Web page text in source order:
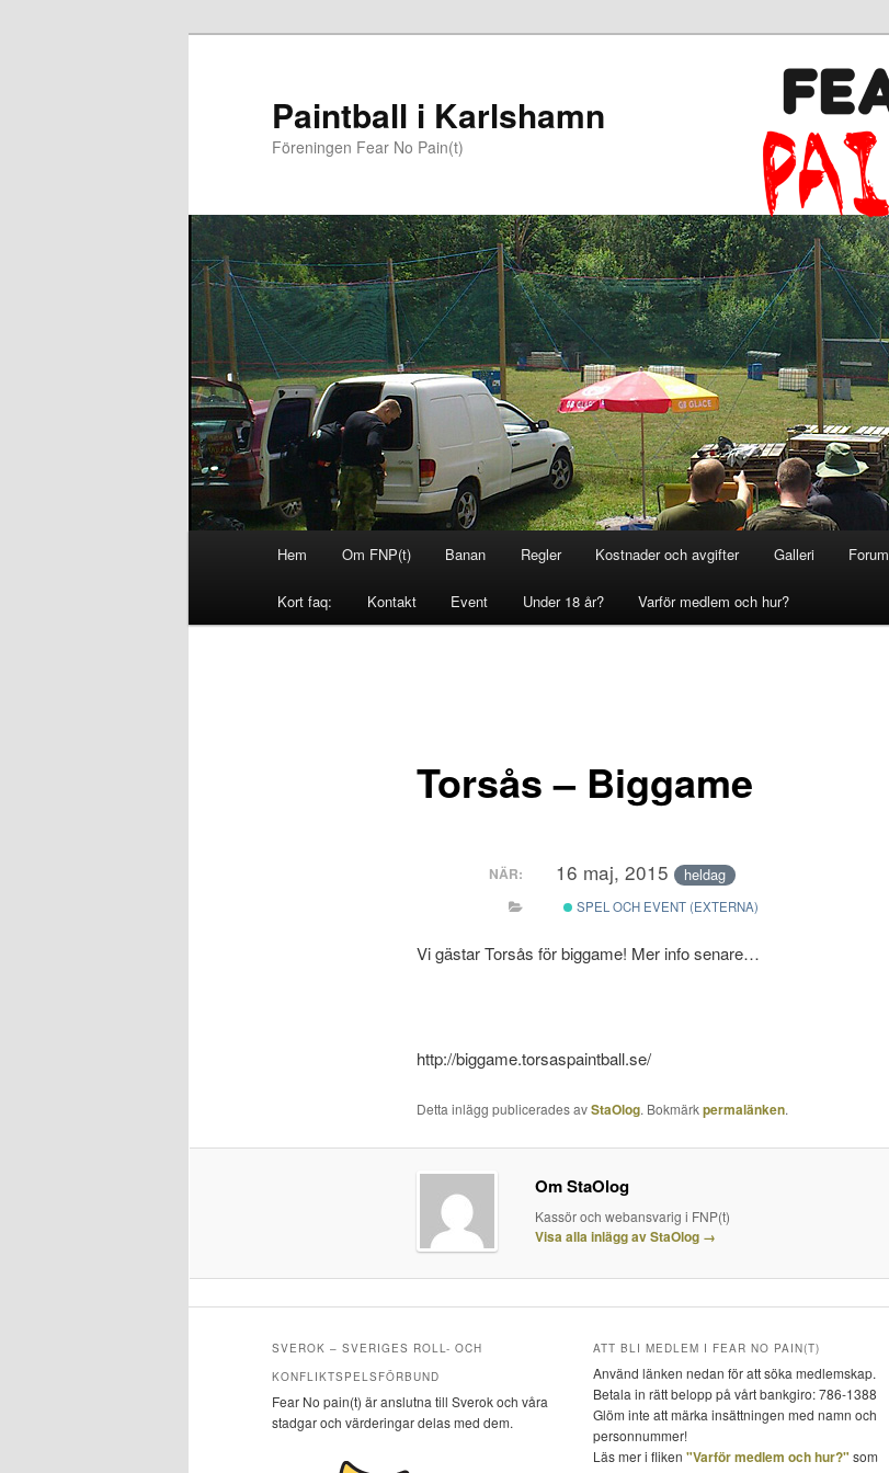
Paintball i Karlshamn
Föreningen Fear No Pain(t)
Hoppa
till
Hoppa
till
Hem Om FNP(t) Banan Regler Kostnader och avgifter Galleri Forum
Kort faq: Kontakt Event Under 18 år? Varför medlem och hur?
Torsås – Biggame
NÄR: 16 maj, 2015 heldag
SPEL OCH EVENT (EXTERNA)
Vi gästar Torsås för biggame! Mer info senare…
http://biggame.torsaspaintball.se/
Detta inlägg publicerades avStaOlog. Bokmärkpermalänken.
Om StaOlog
Kassör och webansvarig i FNP(t)
Visa alla inlägg av StaOlog →
SVEROK – SVERIGES ROLL- OCH
KONFLIKTSPELSFÖRBUND
Fear No pain(t) är anslutna till Sverok och våra
stadgar och värderingar delas med dem.
ATT BLI MEDLEM I FEAR NO PAIN(T)
Använd länken nedan för att söka medlemskap.
Betala in rätt belopp på vårt bankgiro: 786-1388
Glöm inte att märka insättningen med namn och
personnummer!
Läs mer i fliken "Varför medlem och hur?" som